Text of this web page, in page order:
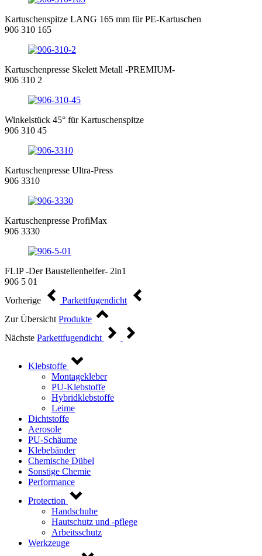
Kartuschenspitze LANG 165 mm für PE-Kartuschen
906 310 165
Kartuschenpresse Skelett Metall -PREMIUM-
906 310 2
Winkelstück 45° für Kartuschenspitze
906 310 45
Kartuschenpresse Ultra-Press
906 3310
Kartuschenpresse ProfiMax
906 3330
FLIP -Der Baustellenhelfer- 2in1
906 5 01
Vorherige
Parkettfugendicht
Zur Übersicht Produkte
Nächste Parkettfugendicht
Klebstoffe
Montagekleber
PU-Klebstoffe
Hybridklebstoffe
Leime
Dichtstoffe
Aerosole
PU-Schäume
Klebebänder
Chemische Dübel
Sonstige Chemie
Performance
Protection
Handschuhe
Hautschutz und -pflege
Arbeitsschutz
Werkzeuge